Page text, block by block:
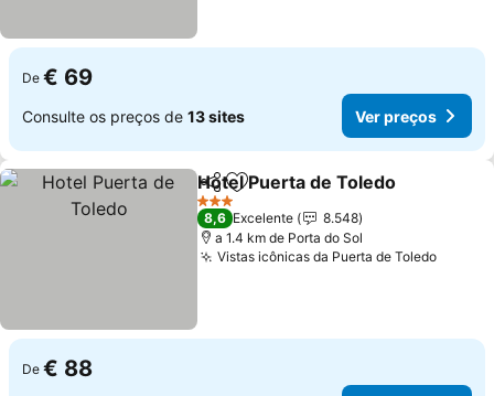
De € 69
Consulte os preços de 13 sites Ver preços
PartilharAdicionar aos favoritos
Hotel Puerta de Toledo
3 Estrelas
8,6 Excelente
8.548
a 1.4 km de Porta do Sol
Vistas icônicas da Puerta de ToledoVer
De € 88